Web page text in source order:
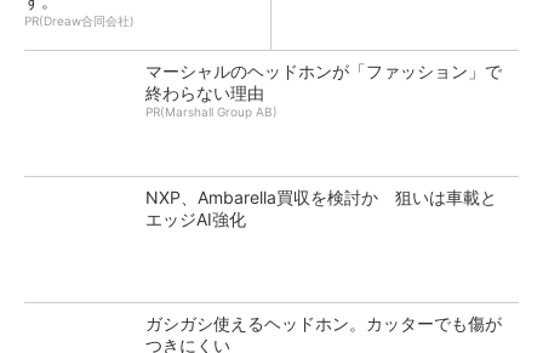
PR(Dreaw合同会社)
マーシャルのヘッドホンが「ファッション」で
終わらない理由
PR(Marshall Group AB)
NXP、Ambarella買収を検討か 狙いは車載と
エッジAI強化
ガシガシ使えるヘッドホン。カッターでも傷が
つきにくい